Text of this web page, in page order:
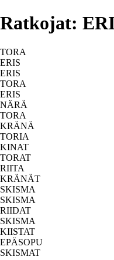
Ratkojat:
TORA
ERIS
ERIS
TORA
ERIS
NÄRÄ
TORA
KRÄNÄ
TORIA
KINAT
TORAT
RIITA
KRÄNÄT
SKISMA
SKISMA
RIIDAT
SKISMA
KIISTAT
EPÄSOPU
SKISMAT